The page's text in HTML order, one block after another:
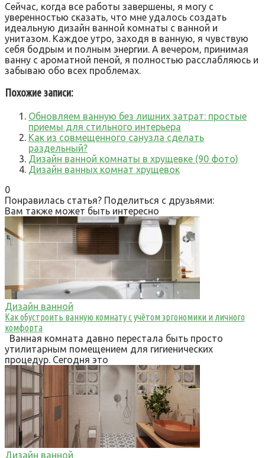
Сейчас‚ когда все работы завершены‚ я могу с
уверенностью сказать‚ что мне удалось создать
идеальную дизайн ванной комнаты с ванной и
унитазом. Каждое утро‚ заходя в ванную‚ я чувствую
себя бодрым и полным энергии. А вечером‚ принимая
ванну с ароматной пеной‚ я полностью расслабляюсь и
забываю обо всех проблемах.
Похожие записи:
Обновляем ванную без лишних затрат: простые
приемы для стильного интерьера
Как из совмещенного санузла сделать
раздельный?
Дизайн ванной комнаты в хрущевке (90 фото)
Дизайн ванных комнат хрущевок
0
Понравилась статья? Поделиться с друзьями:
Вам также может быть интересно
Дизайн ванной
Как обустроить ванную комнату с учётом эргономики и личного
комфорта
Ванная комната давно перестала быть просто
утилитарным помещением для гигиенических
процедур. Сегодня это
Дизайн ванной